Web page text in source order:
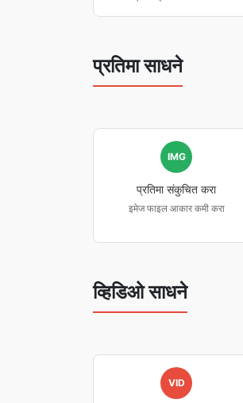
प्रतिमा साधने
IMG
प्रतिमा संकुचित करा
इमेज फाइल आकार कमी करा
व्हिडिओ साधने
VID